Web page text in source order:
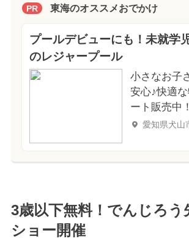
PR 東海のオススメおでかけ
プールデビューにも！未就学
のレジャープール
小さなお子
安心♪快適
ート販売中！
愛知県犬山
3歳以下無料！でんじろう
ショー開催